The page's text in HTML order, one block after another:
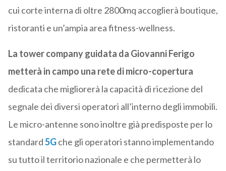
cui corte interna di oltre 2800mq accoglierà boutique,
ristoranti e un’ampia area fitness-wellness.
La tower company guidata da Giovanni Ferigo
metterà in campo una rete di micro-copertura
dedicata che migliorerà la capacità di ricezione del
segnale dei diversi operatori all’interno degli immobili.
Le micro-antenne sono inoltre già predisposte per lo
standard5Gche gli operatori stanno implementando
su tutto il territorio nazionale e che permetterà lo